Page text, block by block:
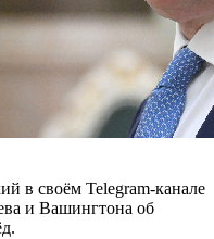
в своём Telegram-канале
и Вашингтона об